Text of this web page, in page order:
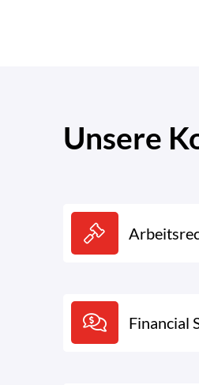
Unsere
Financial